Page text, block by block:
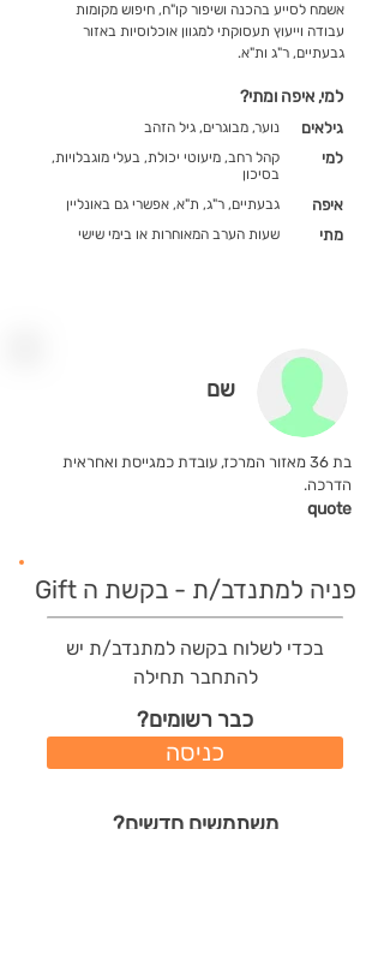
אשמח לסייע בהכנה ושיפור קו"ח, חיפוש מקומות
עבודה וייעוץ תעסוקתי למגוון אוכלוסיות באזור
גבעתיים, ר"ג ות"א.
למי, איפה ומתי?
נוער, מבוגרים, גיל הזהב גילאים
קהל רחב, מיעוטי יכולת, בעלי מוגבלויות,
בסיכון
למי
גבעתיים, ר"ג, ת"א, אפשרי גם באונליין איפה
שעות הערב המאוחרות או בימי שישי מתי
שם
בת 36 מאזור המרכז, עובדת כמגייסת ואחראית
הדרכה.
quote
פניה למתנדב/ת - בקשת ה Gift
בכדי לשלוח בקשה למתנדב/ת יש
להתחבר תחילה
כבר רשומים?
כניסה
משתמשים חדשים?